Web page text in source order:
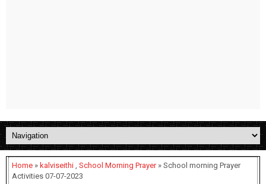
Home » kalviseithi , School Morning Prayer» School morning Prayer
Activities 07-07-2023